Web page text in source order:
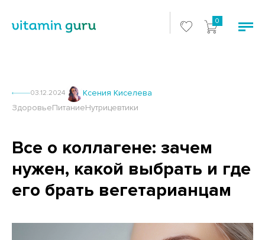
0
03.12.2024
Ксения Киселева
ЗдоровьеПитаниеНутрицевтики
Все о коллагене: зачем
нужен, какой выбрать и где
его брать вегетарианцам